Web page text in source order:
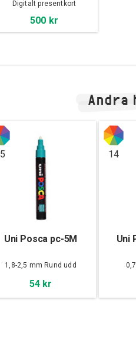
Digitalt presentkort
500 kr
Andra
Uni Posca pc-5M
1,8-2,5 mm Rund udd
54 kr
14
Uni